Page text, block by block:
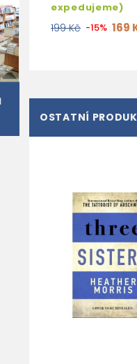
expedujeme)
199 Kč -15% 169
OSTATNÍ